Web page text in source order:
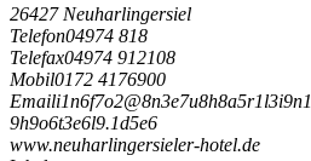
26427 Neuharlingersiel
Telefon04974 818
Telefax04974 912108
Mobil0172 4176900
Emaili1n6f7o2@8n3e7u8h8a5r1l3i9n1
9h9o6t3e6l9.1d5e6
www.neuharlingersieler-hotel.de